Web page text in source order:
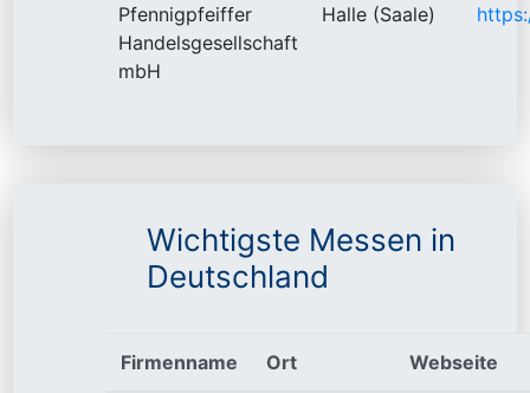
Pfennigpfeiffer
Handelsgesellschaft
mbH
Halle (Saale)
Wichtigste Messen in
Deutschland
Firmenname Ort Webseite